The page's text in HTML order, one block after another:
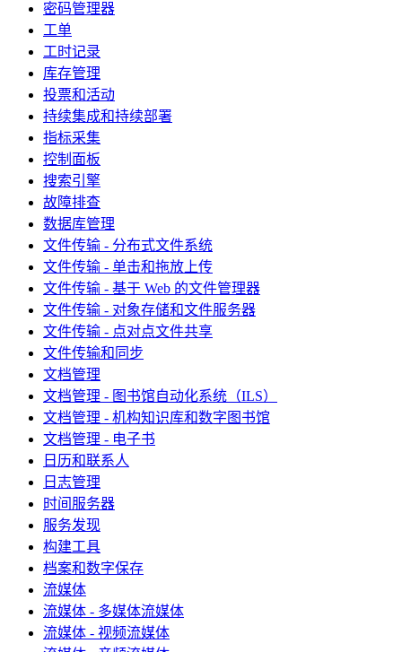
密码管理器
工单
工时记录
库存管理
投票和活动
持续集成和持续部署
指标采集
控制面板
搜索引擎
故障排查
数据库管理
文件传输 - 分布式文件系统
文件传输 - 单击和拖放上传
文件传输 - 基于 Web 的文件管理器
文件传输 - 对象存储和文件服务器
文件传输 - 点对点文件共享
文件传输和同步
文档管理
文档管理 - 图书馆自动化系统（ILS）
文档管理 - 机构知识库和数字图书馆
文档管理 - 电子书
日历和联系人
日志管理
时间服务器
服务发现
构建工具
档案和数字保存
流媒体
流媒体 - 多媒体流媒体
流媒体 - 视频流媒体